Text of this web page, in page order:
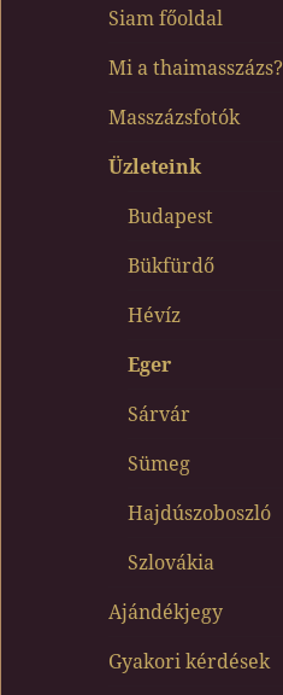
Siam főoldal
Mi a thaimasszázs?
Masszázsfotók
Üzleteink
Budapest
Bükfürdő
Hévíz
Eger
Sárvár
Sümeg
Hajdúszoboszló
Szlovákia
Ajándékjegy
Gyakori kérdések